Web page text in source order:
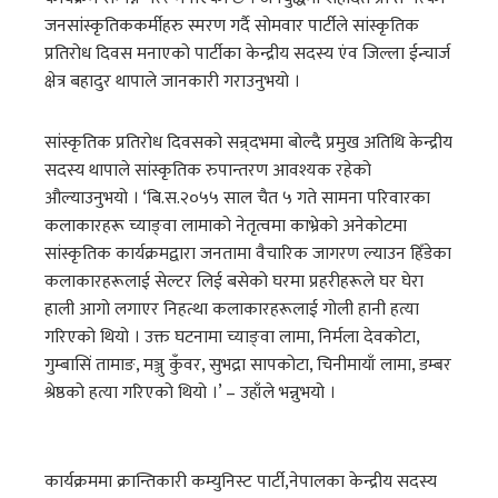
जनसांस्कृतिककर्मीहरु स्मरण गर्दै सोमवार पार्टीले सांस्कृतिक
प्रतिरोध दिवस मनाएको पार्टीका केन्द्रीय सदस्य एंव जिल्ला ईन्चार्ज
क्षेत्र बहादुर थापाले जानकारी गराउनुभयो ।
सांस्कृतिक प्रतिरोध दिवसको सन्र्दभमा बोल्दै प्रमुख अतिथि केन्द्रीय
सदस्य थापाले सांस्कृतिक रुपान्तरण आवश्यक रहेको
औल्याउनुभयो । ‘बि.स.२०५५ साल चैत ५ गते सामना परिवारका
कलाकारहरू च्याङ्वा लामाको नेतृत्वमा काभ्रेको अनेकोटमा
सांस्कृतिक कार्यक्रमद्वारा जनतामा वैचारिक जागरण ल्याउन हिँडेका
कलाकारहरूलाई सेल्टर लिई बसेको घरमा प्रहरीहरूले घर घेरा
हाली आगो लगाएर निहत्था कलाकारहरूलाई गोली हानी हत्या
गरिएको थियो । उक्त घटनामा च्याङ्वा लामा, निर्मला देवकोटा,
गुम्बासिं तामाङ, मञ्जु कुँवर, सुभद्रा सापकोटा, चिनीमायाँ लामा, डम्बर
श्रेष्ठको हत्या गरिएको थियो ।’ – उहाँले भन्नुभयो ।
कार्यक्रममा क्रान्तिकारी कम्युनिस्ट पार्टी,नेपालका केन्द्रीय सदस्य